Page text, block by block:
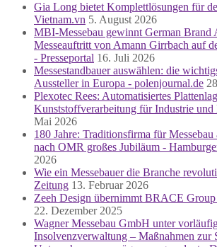
Gia Long bietet Komplettlösungen für
Vietnam.vn 5. August 2026
MBI-Messebau gewinnt German Brand
Messeauftritt von Amann Girrbach auf
- Presseportal 16. Juli 2026
Messestandbauer auswählen: die
Aussteller in Europa - polenjournal.de
Plexotec Rees: Automatisiertes
Kunststoffverarbeitung für Industrie
Mai 2026
180 Jahre: Traditionsfirma für Messebau
nach OMR großes Jubiläum -
2026
Wie ein Messebauer die Branche
Zeitung 13. Februar 2026
Zeeh Design übernimmt BRACE Group
22. Dezember 2025
Wagner Messebau GmbH unter
Insolvenzverwaltung – Maßnahmen zur